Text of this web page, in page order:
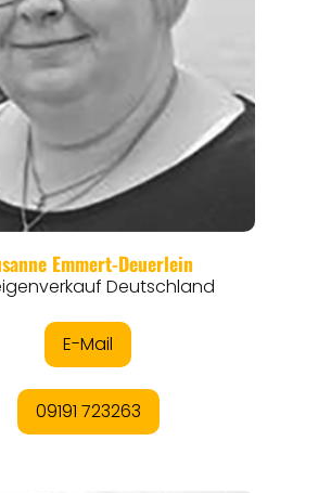
REGIONEN
ORTE